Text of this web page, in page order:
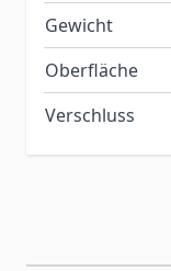
Gewicht
Oberfläche
Verschluss